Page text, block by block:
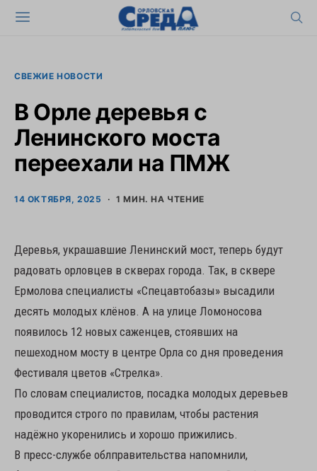
СВЕЖИЕ НОВОСТИ
В Орле деревья с
Ленинского моста
переехали на ПМЖ
14 ОКТЯБРЯ, 2025 1 МИН. НА ЧТЕНИЕ
Деревья, украшавшие Ленинский мост, теперь будут
радовать орловцев в скверах города. Так, в сквере
Ермолова специалисты «Спецавтобазы» высадили
десять молодых клёнов. А на улице Ломоносова
появилось 12 новых саженцев, стоявших на
пешеходном мосту в центре Орла со дня проведения
Фестиваля цветов «Стрелка».
По словам специалистов, посадка молодых деревьев
проводится строго по правилам, чтобы растения
надёжно укоренились и хорошо прижились.
В пресс-службе облправительства напомнили,